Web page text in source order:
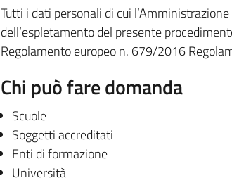
Tutti i dati personali di cui
dell’espletamento del presente
Regolamento europeo n. 679/2016
Chi può fare domanda
Scuole
Soggetti accreditati
Enti di formazione
Università